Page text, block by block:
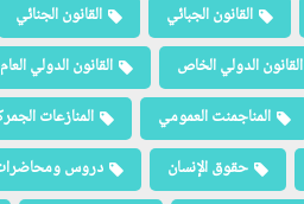
القانون الجبائي القانون الجنائي
القانون الدولي الخاص القانون الدولي العام
المناجمنت العمومي المنازعات
حقوق الإنسان دروس